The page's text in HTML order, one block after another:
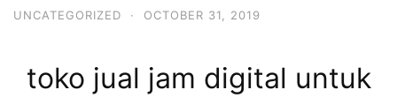
UNCATEGORIZED · OCTOBER 31, 2019
toko jual jam digital untuk